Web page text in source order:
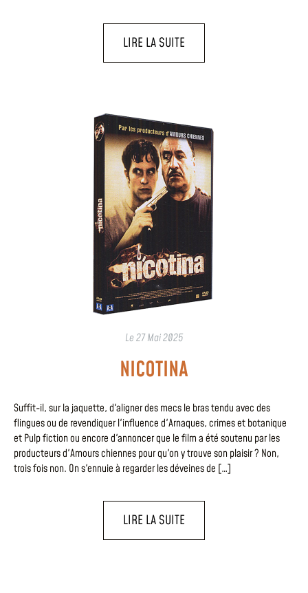
LIRE LA SUITE
Le27 Mai 2025
NICOTINA
Suffit-il, sur la jaquette, d'aligner des mecs le bras tendu avec des
flingues ou de revendiquer l'influence d'Arnaques, crimes et botanique
et Pulp fiction ou encore d'annoncer que le film a été soutenu par les
producteurs d'Amours chiennes pour qu'on y trouve son plaisir ? Non,
trois fois non. On s'ennuie à regarder les déveines de […]
LIRE LA SUITE